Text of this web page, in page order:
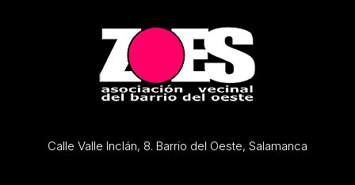
Calle Valle Inclán, 8. Barrio del Oeste, Salamanca